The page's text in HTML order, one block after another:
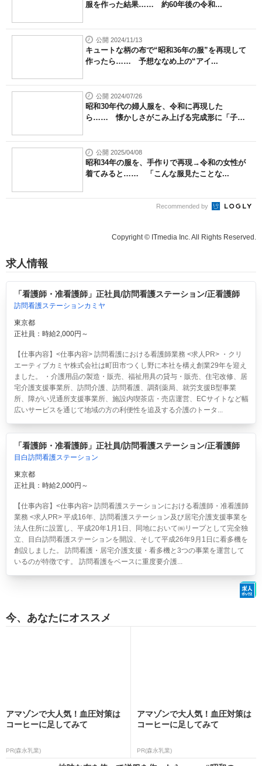
服を作った結果…… 約60年後の令和...
公開 2024/11/13
キュートな柄の布で“昭和36年の服”を再現して
作ったら…… 予想ななめ上の“アイ...
公開 2024/07/26
昭和30年代の婦人服を、令和に再現した
ら…… 懐かしさがこみ上げる完成形に「子
公開 2025/04/08
昭和34年の服を、手作りで再現→令和の女性が
着てみると…… 「こんな服見たことな...
Recommended by
Copyright © ITmedia Inc. All Rights Reserved.
求人情報
「看護師・准看護師」正社員/訪問看護ステーション/正看護師
訪問看護ステーションカミヤ
東京都
正社員：時給2,000円～
【仕事内容】<仕事内容> 訪問看護における看護師業務 <求人PR> ・クリ
エーティブカミヤ株式会社は町田市つくし野に本社を構え創業29年を迎え
ました。 ・介護用品の製造・販売、福祉用具の貸与・販売、住宅改修、居
宅介護支援事業所、訪問介護、訪問看護、調剤薬局、就労支援B型事業
所、障がい児通所支援事業所、施設内喫茶店・売店運営、ECサイトなど幅
広いサービスを通じて地域の方の利便性を追及する介護のトータ...
「看護師・准看護師」正社員/訪問看護ステーション/正看護師
目白訪問看護ステーション
東京都
正社員：時給2,000円～
【仕事内容】<仕事内容> 訪問看護ステーションにおける看護師・准看護師
業務 <求人PR> 平成16年、訪問看護ステーション及び居宅介護支援事業を
法人住所に設置し、平成20年1月1日、同地において㈱リープとして完全独
立、目白訪問看護ステーションを開設、そして平成26年9月1日に看多機を
創設しました。 訪問看護・居宅介護支援・看多機と3つの事業を運営して
いるのが特徴です。 訪問看護をベースに重度要介護...
今、あなたにオススメ
アマゾンで大人気！血圧対策は
コーヒーに足してみて
PR(森永乳業)
アマゾンで大人気！血圧対策は
コーヒーに足してみて
PR(森永乳業)